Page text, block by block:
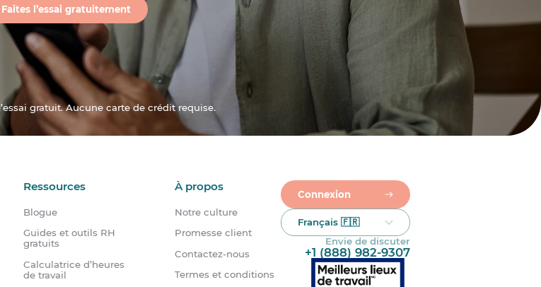
Faites l’essai gratuitement
gratuit. Aucune carte de crédit requise.
Ressources
Blogue
Guides et outils RH
gratuits
Calculatrice d’heures
de travail
À propos
Notre culture
Promesse client
Contactez-nous
Termes et conditions
Connexion
Français 🇫🇷
Envie de discuter
+1 (888) 982-9307